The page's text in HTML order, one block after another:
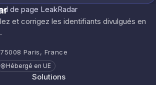
et corrigez les identifiants divulgués en
Paris, France
Hébergé en UE
Solutions